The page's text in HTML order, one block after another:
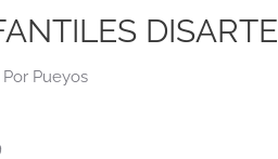
DISARTE
Por Pueyos